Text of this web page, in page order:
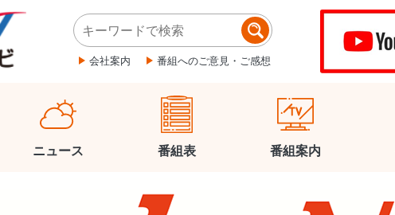
会社案内 番組へのご意見・ご感想
ニュース 番組表 番組案内